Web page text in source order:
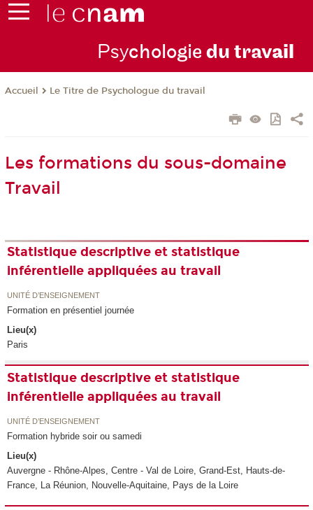
Psychologie du travail
Accueil Le Titre de Psychologue du travail
Les formations du sous-domaine
Travail
Statistique descriptive et statistique
inférentielle appliquées au travail
UNITÉ D’ENSEIGNEMENT
Formation en présentiel journée
Lieu(x)
Paris
Statistique descriptive et statistique
inférentielle appliquées au travail
UNITÉ D’ENSEIGNEMENT
Formation hybride soir ou samedi
Lieu(x)
Auvergne - Rhône-Alpes, Centre - Val de Loire, Grand-Est, Hauts-de-
France, La Réunion, Nouvelle-Aquitaine, Pays de la Loire